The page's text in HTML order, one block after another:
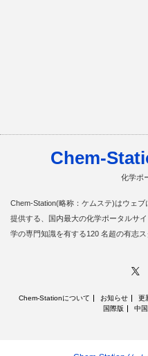
Chem-
化学ポ
Chem-Station(略称：ケムステ)はウェブ
提供する、国内最大の化学ポータルサ
学の専門知識を有する120 名超の有志
Chem-Stationについて お知らせ 更
国際版
中